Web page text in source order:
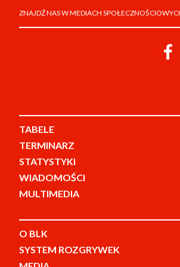
ZNAJDŹ NAS W MEDIACH
TABELE
TERMINARZ
STATYSTYKI
WIADOMOŚCI
MULTIMEDIA
O BLK
SYSTEM ROZGRYWEK